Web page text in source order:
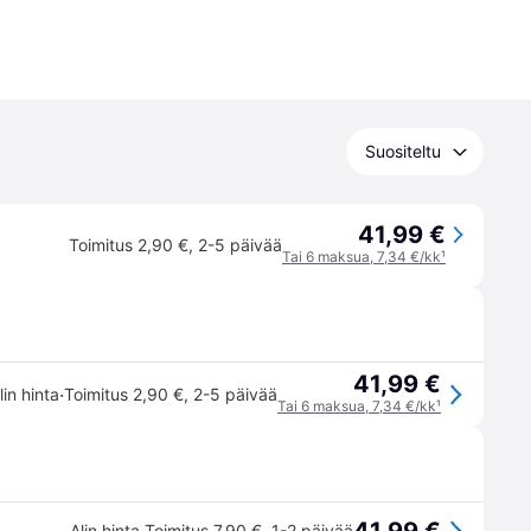
Suositeltu
Toimitus 2,90 €, 2-5 päivää 41,99 €
Tai 6 maksua, 7,34 €/kk¹
hinta·Toimitus 2,90 €, 2-5 päivää 41,99 €
Tai 6 maksua, 7,34 €/kk¹